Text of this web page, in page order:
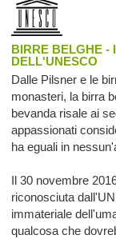
BIRRE BELGHE -
DELL'UNESCO
Dalle Pilsner e le
monasteri, la birra
bevanda risale ai
appassionati
ha eguali in
Il 30 novembre
riconosciuta
immateriale
qualcosa che